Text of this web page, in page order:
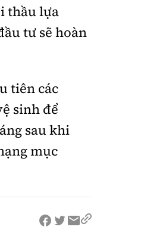
thầu lựa
tư sẽ hoàn
tiên các
sinh để
sau khi
mục